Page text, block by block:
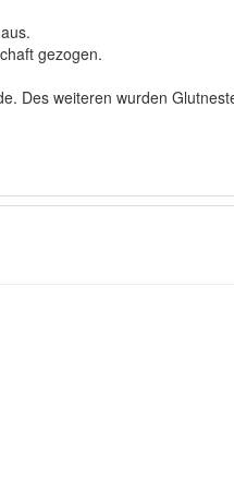
gezogen.
Des weiteren wurden